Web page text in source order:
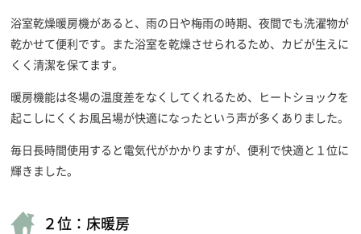
浴室乾燥暖房機があると、雨の日や梅雨の時期、夜間でも洗濯物が
乾かせて便利です。また浴室を乾燥させられるため、カビが生えに
くく清潔を保てます。
暖房機能は冬場の温度差をなくしてくれるため、ヒートショックを
起こしにくくお風呂場が快適になったという声が多くありました。
毎日長時間使用すると電気代がかかりますが、便利で快適と１位に
輝きました。
２位：床暖房